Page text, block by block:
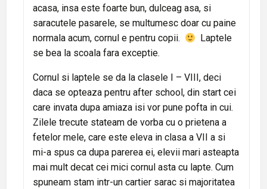
acasa, insa este foarte bun, dulceag asa, si
saracutele pasarele, se multumesc doar cu paine
normala acum, cornul e pentru copii.
Laptele
se bea la scoala fara exceptie.
Cornul si laptele se da la clasele I – VIII, deci
daca se opteaza pentru after school, din start cei
care invata dupa amiaza isi vor pune pofta in cui.
Zilele trecute stateam de vorba cu o prietena a
fetelor mele, care este eleva in clasa a VII a si
mi-a spus ca dupa parerea ei, elevii mari asteapta
mai mult decat cei mici cornul asta cu lapte. Cum
spuneam stam intr-un cartier sarac si majoritatea